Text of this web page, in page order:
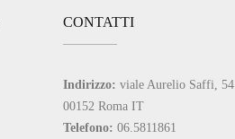
CONTATTI
Indirizzo: viale Aurelio Saffi, 54
00152 Roma IT
Telefono: 06.5811861